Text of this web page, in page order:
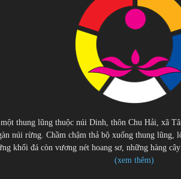
thung lũng thuộc núi Dinh, thôn Chu Hải, xã
núi rừng. Chầm chậm thả bộ xuống thung
khối đá còn vương nét hoang sơ, những hàng
(xem thêm)